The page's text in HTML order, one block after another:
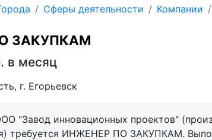
Сферы деятельности Компании
ЗАКУПКАМ
в месяц
г. Егорьевск
"Завод инновационных проектов"
требуется ИНЖЕНЕР ПО ЗАКУПКАМ.